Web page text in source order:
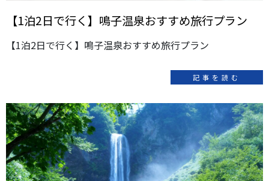
【1泊2日で行く】鳴子温泉おすすめ旅行プラン
【1泊2日で行く】鳴子温泉おすすめ旅行プラン
記事を読む